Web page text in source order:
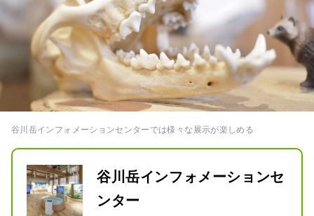
谷川岳インフォメーションセンターでは様々な展示が楽しめる
谷川岳インフォメーションセ
ンター